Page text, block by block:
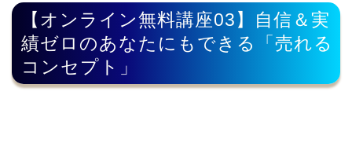
【オンライン無料講座03】自信＆実
績ゼロのあなたにもできる「売れる
コンセプト」